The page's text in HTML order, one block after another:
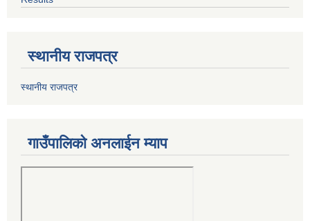
स्थानीय राजपत्र
स्थानीय राजपत्र
गाउँपालिको अनलाईन म्याप